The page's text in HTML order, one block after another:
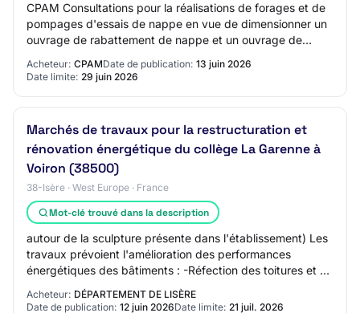
CPAM Consultations pour la réalisations de forages et de
pompages d'essais de nappe en vue de dimensionner un
ouvrage de rabattement de nappe et un ouvrage de
Acheteur: CPAMDate de publication: 13 juin 2026
Date limite: 29 juin 2026
Marchés de travaux pour la restructuration et
rénovation énergétique du collège La Garenne à
Voiron (38500)
38-Isère · West Europe · France
Mot-clé trouvé dans la description
autour de la sculpture présente dans l'établissement) Les
travaux prévoient l'amélioration des performances
énergétiques des bâtiments : -Réfection des toitures et de
leur étanchéité; -Isolation des…
Acheteur: DÉPARTEMENT DE LISÈRE
Date de publication: 12 juin 2026Date limite: 21 juil. 2026